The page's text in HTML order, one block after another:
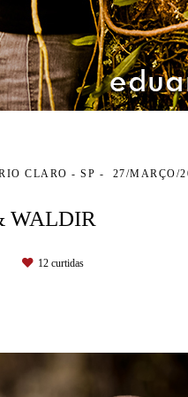
CLARO - SP 27/MARÇO/
WALDIR
12 curtidas